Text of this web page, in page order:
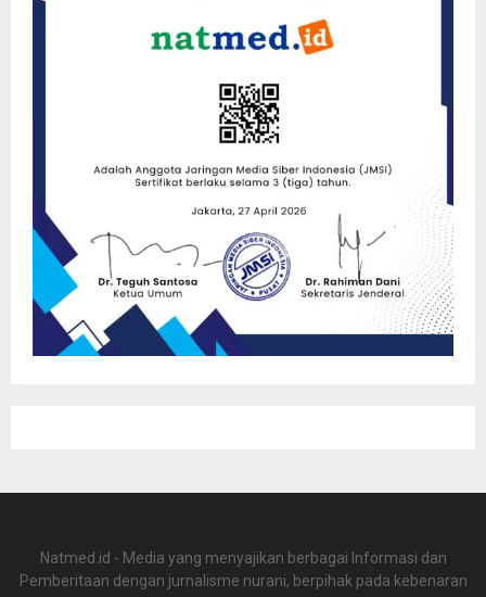
Natmed.id - Media yang menyajikan berbagai Informasi dan
Pemberitaan dengan jurnalisme nurani, berpihak pada kebenaran